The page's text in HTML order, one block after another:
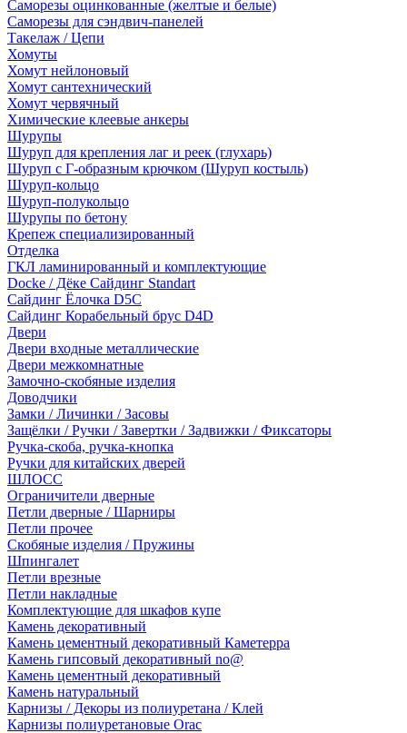
Саморезы оцинкованные (желтые и белые)
Саморезы для сэндвич-панелей
Такелаж / Цепи
Хомуты
Хомут нейлоновый
Хомут сантехнический
Хомут червячный
Химические клеевые анкеры
Шурупы
Шуруп для крепления лаг и реек (глухарь)
Шуруп с Г-образным крючком (Шуруп костыль)
Шуруп-кольцо
Шуруп-полукольцо
Шурупы по бетону
Крепеж специализированный
Отделка
ГКЛ ламинированный и комплектующие
Docke / Дёке Сайдинг Standart
Сайдинг Ёлочка D5C
Сайдинг Корабельный брус D4D
Двери
Двери входные металлические
Двери межкомнатные
Замочно-скобяные изделия
Доводчики
Замки / Личинки / Засовы
Защёлки / Ручки / Завертки / Задвижки / Фиксаторы
Ручка-скоба, ручка-кнопка
Ручки для китайских дверей
ШЛОСС
Ограничители дверные
Петли дверные / Шарниры
Петли прочее
Скобяные изделия / Пружины
Шпингалет
Петли врезные
Петли накладные
Комплектующие для шкафов купе
Камень декоративный
Камень цементный декоративный Каметерра
Камень гипсовый декоративный no@
Камень цементный декоративный
Камень натуральный
Карнизы / Декоры из полиуретана / Клей
Карнизы полиуретановые Orac